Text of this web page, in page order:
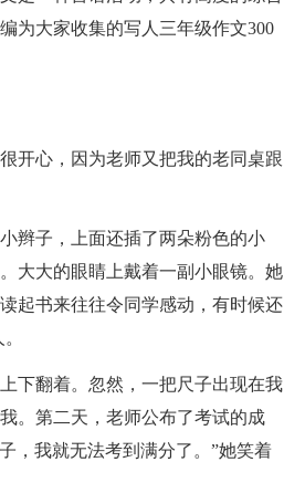
为大家收集的写人三年级作文300
开心，因为老师又把我的老同桌跟
辫子，上面还插了两朵粉色的小
大大的眼睛上戴着一副小眼镜。她
起书来往往令同学感动，有时候还
下翻着。忽然，一把尺子出现在我
。第二天，老师公布了考试的成
，我就无法考到满分了。”她笑着